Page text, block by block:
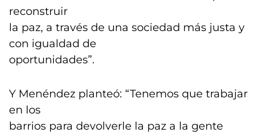
reconstruir
la paz, a través de una sociedad más justa y
con igualdad de
oportunidades”.
Y Menéndez planteó: “Tenemos que trabajar
en los
barrios para devolverle la paz a la gente